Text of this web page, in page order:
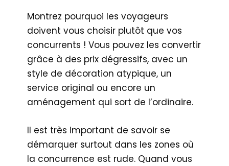
Montrez pourquoi les voyageurs
doivent vous choisir plutôt que vos
concurrents ! Vous pouvez les convertir
grâce à des prix dégressifs, avec un
style de décoration atypique, un
service original ou encore un
aménagement qui sort de l’ordinaire.
Il est très important de savoir se
démarquer surtout dans les zones où
la concurrence est rude. Quand vous